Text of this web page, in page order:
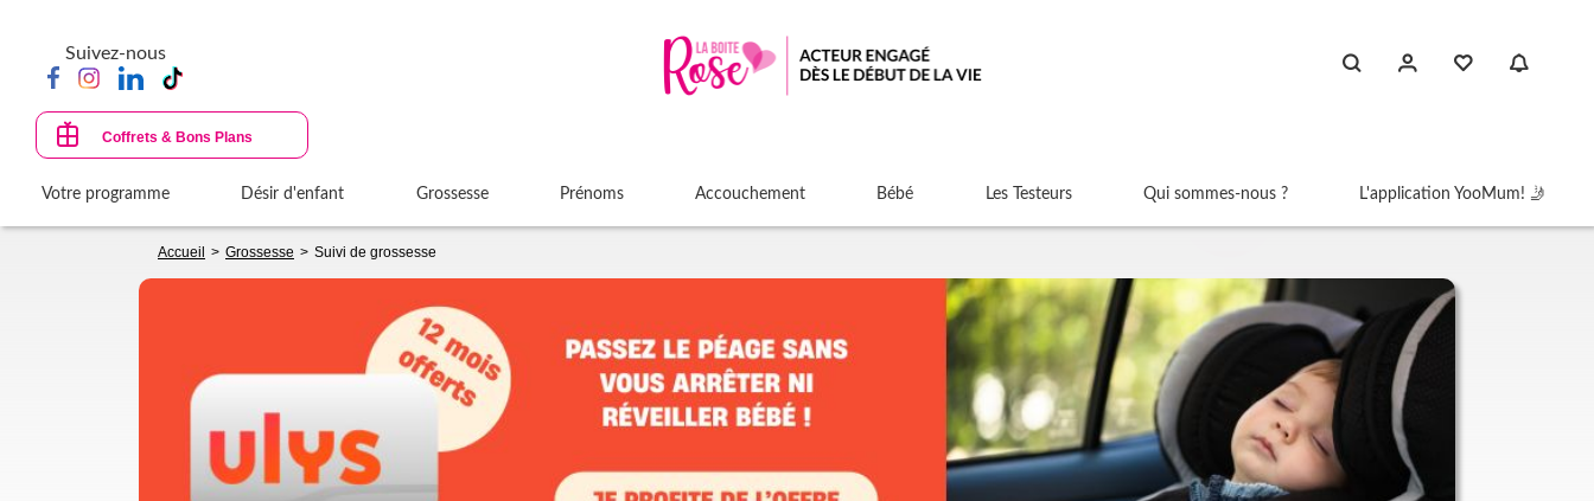
contenu
principal
Suivez-nous
Coffrets & Bons Plans
Votre programme Désir d'enfant Grossesse Prénoms Accouchement Bébé Les Testeurs Qui sommes-nous ? L'application YooMum! 🤳
d'Ariane
Accueil Grossesse Suivi de grossesse